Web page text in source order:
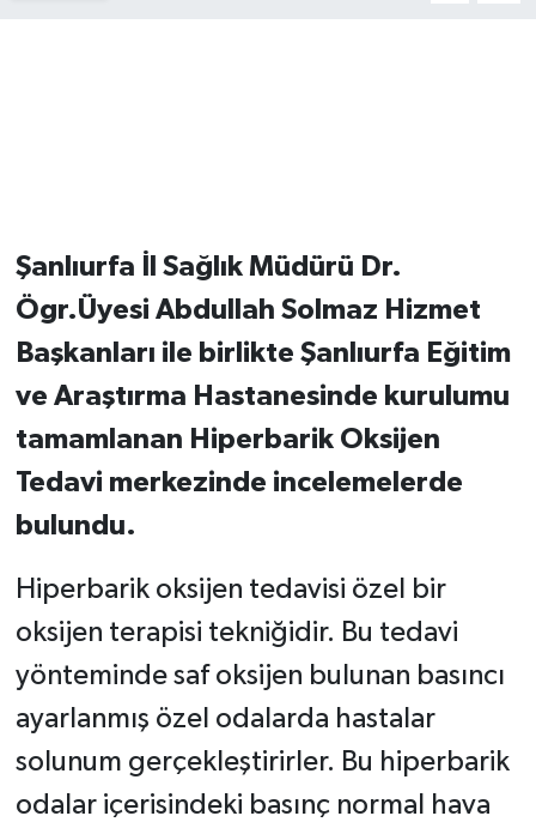
Şanlıurfa İl Sağlık Müdürü Dr.
Ögr.Üyesi Abdullah Solmaz Hizmet
Başkanları ile birlikte Şanlıurfa Eğitim
ve Araştırma Hastanesinde kurulumu
tamamlanan Hiperbarik Oksijen
Tedavi merkezinde incelemelerde
bulundu.
Hiperbarik oksijen tedavisi özel bir
oksijen terapisi tekniğidir. Bu tedavi
yönteminde saf oksijen bulunan basıncı
ayarlanmış özel odalarda hastalar
solunum gerçekleştirirler. Bu hiperbarik
odalar içerisindeki basınç normal hava